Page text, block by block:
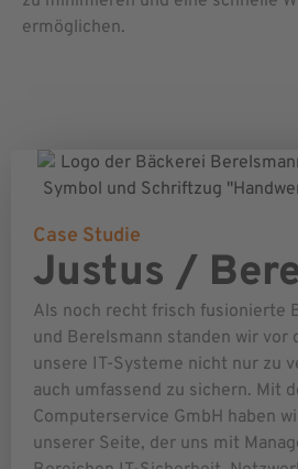
ermöglichen.
Case Studie
Justus /
Als noch recht frisch fusionierte
und Berelsmann standen wir vor
unsere IT-Systeme nicht nur zu
auch umfassend zu sichern. Mit
Computerservice GmbH haben
unserer Seite, der uns mit